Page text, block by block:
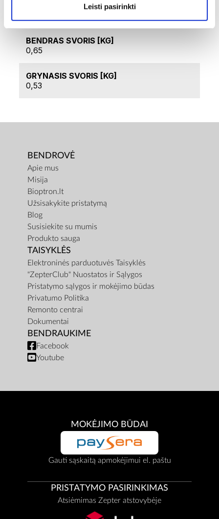
Leisti pasirinkti
PREKĖS PAVADINIMAS
BENDRAS SVORIS [KG]
0,65
GRYNASIS SVORIS [KG]
0,53
BENDROVĖ
Apie mus
Misija
Bioptron.lt
Užsisakykite pristatymą
Blog
Susisiekite su mumis
Produkto sauga
TAISYKLĖS
Elektroninės parduotuvės Taisyklės
"ZepterClub" Nuostatos ir Sąlygos
Pristatymo sąlygos ir mokėjimo būdas
Privatumo Politika
Remonto centrai
Dokumentai
BENDRAUKIME
Facebook
Youtube
MOKĖJIMO BŪDAI
Gauti sąskaitą apmokėjimui el. paštu
PRISTATYMO PASIRINKIMAS
Atsiėmimas Zepter atstovybėje